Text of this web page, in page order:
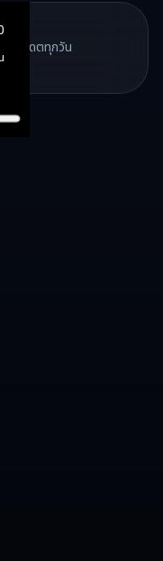
หนีไ
บรวมหนังจีน ละครจีน มิ
อัปเดตทุกวัน